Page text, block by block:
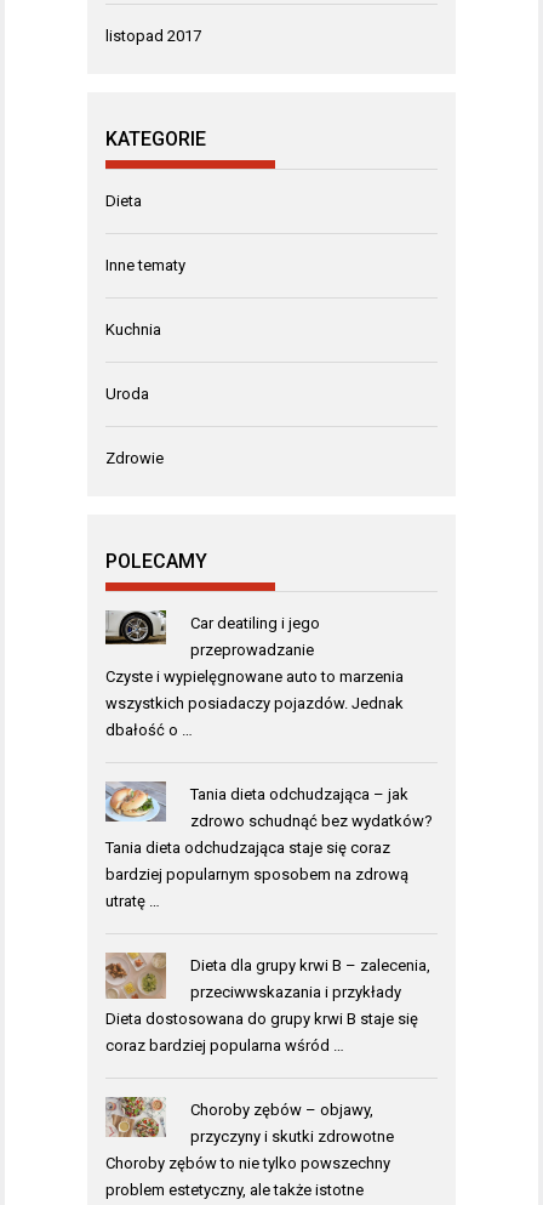
listopad 2017
KATEGORIE
Dieta
Inne tematy
Kuchnia
Uroda
Zdrowie
POLECAMY
Car deatiling i jego
przeprowadzanie
Czyste i wypielęgnowane auto to marzenia
wszystkich posiadaczy pojazdów. Jednak
dbałość o …
Tania dieta odchudzająca – jak
zdrowo schudnąć bez wydatków?
Tania dieta odchudzająca staje się coraz
bardziej popularnym sposobem na zdrową
utratę …
Dieta dla grupy krwi B – zalecenia,
przeciwwskazania i przykłady
Dieta dostosowana do grupy krwi B staje się
coraz bardziej popularna wśród …
Choroby zębów – objawy,
przyczyny i skutki zdrowotne
Choroby zębów to nie tylko powszechny
problem estetyczny, ale także istotne